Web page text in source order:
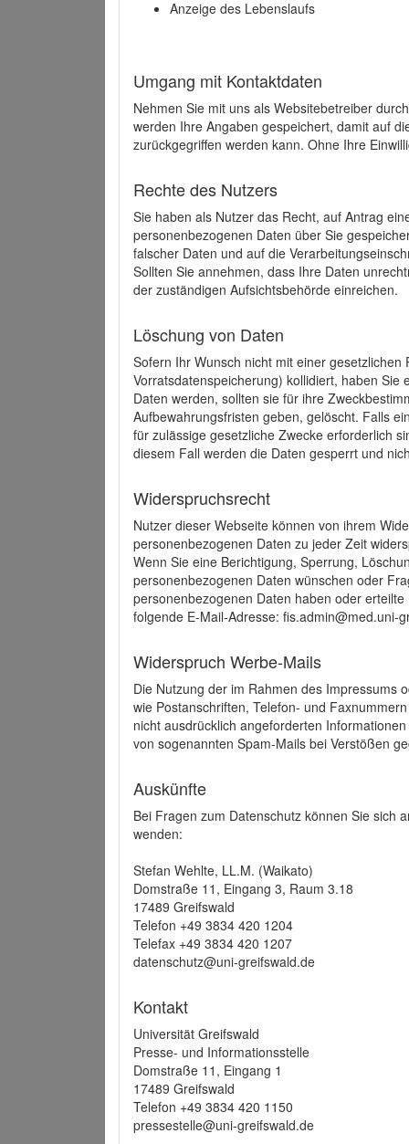
Anzeige des Lebenslaufs
Umgang mit Kontaktdaten
Nehmen Sie mit uns als Websitebetreiber
werden Ihre Angaben gespeichert, damit auf
zurückgegriffen werden kann. Ohne Ihre
Rechte des Nutzers
Sie haben als Nutzer das Recht, auf Antrag
personenbezogenen Daten über Sie
falscher Daten und auf die
Sollten Sie annehmen, dass Ihre Daten
der zuständigen Aufsichtsbehörde einreichen.
Löschung von Daten
Sofern Ihr Wunsch nicht mit einer
Vorratsdatenspeicherung) kollidiert, haben
Daten werden, sollten sie für ihre
Aufbewahrungsfristen geben, gelöscht. Falls
für zulässige gesetzliche Zwecke erforderlich
diesem Fall werden die Daten gesperrt und
Widerspruchsrecht
Nutzer dieser Webseite können von ihrem
personenbezogenen Daten zu jeder Zeit
Wenn Sie eine Berichtigung, Sperrung,
personenbezogenen Daten wünschen oder
personenbezogenen Daten haben oder
folgende E-Mail-Adresse: fis.admin@med.uni-
Widerspruch Werbe-Mails
Die Nutzung der im Rahmen des Impressums
wie Postanschriften, Telefon- und
nicht ausdrücklich angeforderten
von sogenannten Spam-Mails bei Verstößen
Auskünfte
Bei Fragen zum Datenschutz können Sie sich
wenden:
Stefan Wehlte, LL.M. (Waikato)
Domstraße 11, Eingang 3, Raum 3.18
17489 Greifswald
Telefon +49 3834 420 1204
Telefax +49 3834 420 1207
datenschutz@uni-greifswald.de
Kontakt
Universität Greifswald
Presse- und Informationsstelle
Domstraße 11, Eingang 1
17489 Greifswald
Telefon +49 3834 420 1150
pressestelle@uni-greifswald.de